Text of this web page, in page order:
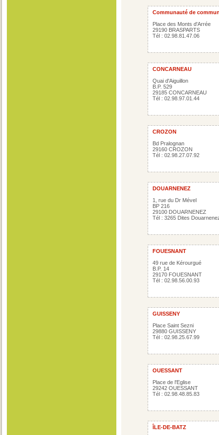
Communauté de
Place des Monts d'Arrée
29190 BRASPARTS
Tél : 02.98.81.47.06
CONCARNEAU
Quai d'Aiguillon
B.P. 529
29185 CONCARNEAU
Tél : 02.98.97.01.44
CROZON
Bd Pralognan
29160 CROZON
Tél : 02.98.27.07.92
DOUARNENEZ
1, rue du Dr Mével
BP 216
29100 DOUARNENEZ
Tél : 3265 Dites
FOUESNANT
49 rue de Kérourgué
B.P. 14
29170 FOUESNANT
Tél : 02.98.56.00.93
GUISSENY
Place Saint Sezni
29880 GUISSENY
Tél : 02.98.25.67.99
OUESSANT
Place de l'Eglise
29242 OUESSANT
Tél : 02.98.48.85.83
ÎLE-DE-BATZ